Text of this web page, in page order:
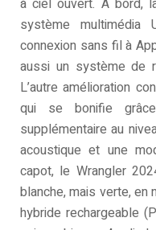
système
connexion sans fil à
aussi un système de
L’autre amélioration
qui se bonifie
supplémentaire au
acoustique et une
capot, le Wrangler
blanche, mais verte, en
hybride rechargeable